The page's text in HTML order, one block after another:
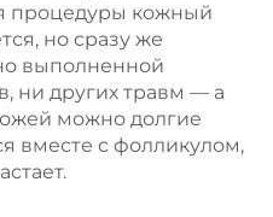
процедуры кожный
но сразу же
выполненной
ни других травм — а
можно долгие
вместе с фолликулом,